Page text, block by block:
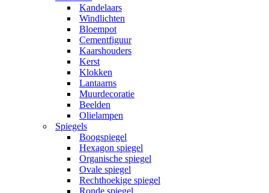
Kandelaars
Windlichten
Bloempot
Cementfiguur
Kaarshouders
Kerst
Klokken
Lantaarns
Muurdecoratie
Beelden
Olielampen
Spiegels
Boogspiegel
Hexagon spiegel
Organische spiegel
Ovale spiegel
Rechthoekige spiegel
Ronde spiegel